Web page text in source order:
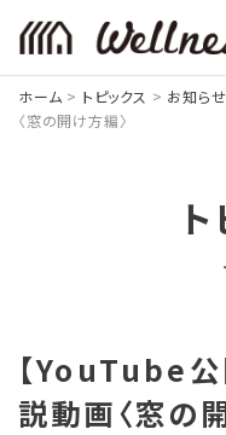
ホーム > トピックス > お知らせ
〈窓の開け方編〉
【YouTube公
説動画〈窓の